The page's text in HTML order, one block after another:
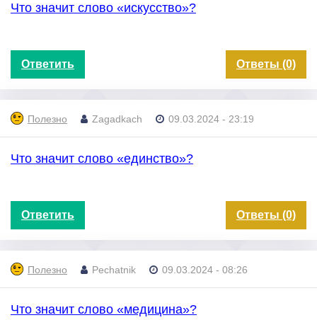
Что значит слово «искусство»?
Ответить Ответы (0)
Полезно Zagadkach 09.03.2024 - 23:19
Что значит слово «единство»?
Ответить Ответы (0)
Полезно Pechatnik 09.03.2024 - 08:26
Что значит слово «медицина»?